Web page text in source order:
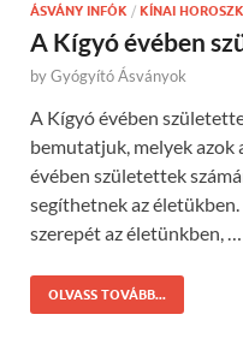
ÁSVÁNY INFÓK / KÍNAI
A Kígyó évében
byGyógyító Ásványok
A Kígyó évében
bemutatjuk, melyek azok
évében születettek
segíthetnek az
szerepét az életünkben, …
OLVASS TOVÁBB...